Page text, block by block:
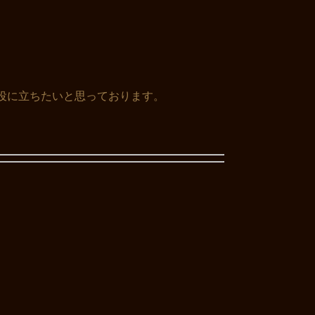
に立ちたいと思っております。